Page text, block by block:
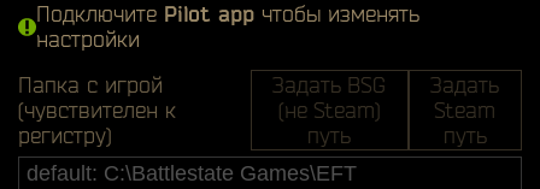
Подключите Pilot appчтобы изменять
настройки
Папка с игрой
(чувствителен к
регистру)
Задать BSG
(не Steam)
путь
Задать
Steam
путь